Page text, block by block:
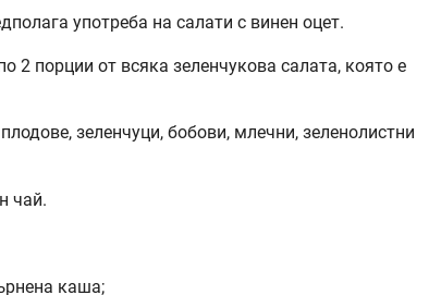
употреба на салати с винен оцет.
2 порции от всяка зеленчукова салата, която е
зеленчуци, бобови, млечни, зеленолистни
чай.
каша;